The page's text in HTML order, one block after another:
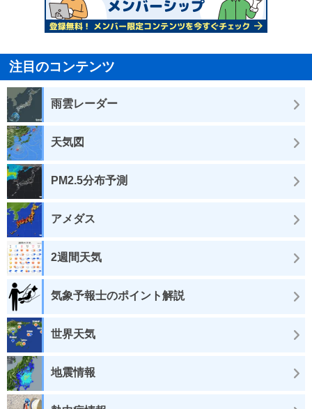
注目のコンテンツ
雨雲レーダー
天気図
PM2.5分布予測
アメダス
2週間天気
気象予報士のポイント解説
世界天気
地震情報